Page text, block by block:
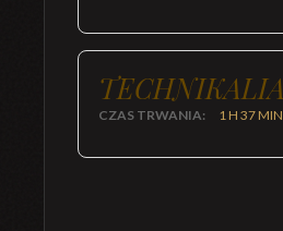
TECHNIKALIA
CZAS TRWANIA: 1 H 37 MIN